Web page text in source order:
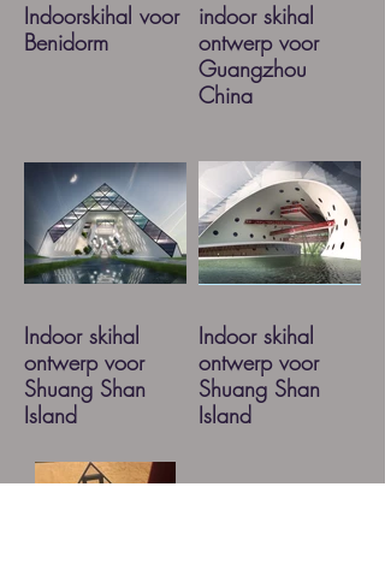
Indoorskihal voor
Benidorm
indoor skihal
ontwerp voor
Guangzhou
China
Indoor skihal
ontwerp voor
Shuang Shan
Island
Indoor skihal
ontwerp voor
Shuang Shan
Island